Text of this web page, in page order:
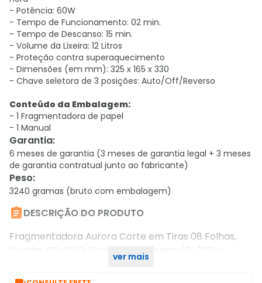
- Potência: 60W
- Tempo de Funcionamento: 02 min.
- Tempo de Descanso: 15 min.
- Volume da Lixeira: 12 Litros
- Proteção contra superaquecimento
- Dimensões (em mm): 325 x 165 x 330
- Chave seletora de 3 posições: Auto/Off/Reverso
Conteúdo da Embalagem:
- 1 Fragmentadora de papel
- 1 Manual
Garantia:
6 meses de garantia (3 meses de garantia legal + 3 meses
de garantia contratual junto ao fabricante)
Peso:
3240 gramas (bruto com embalagem)
DESCRIÇÃO DO PRODUTO
Fragmentadora Aurora Corte em Tiras 08 Folhas,
Cartão, CD, DVD, Grampo com cesto 12L 220V -
ver mais